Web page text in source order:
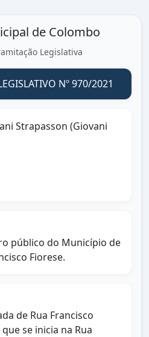
de Colombo
Legislativa
Nº 970/2021
Strapasson (Giovani
público do Município de
Fiorese.
de Rua Francisco
se inicia na Rua